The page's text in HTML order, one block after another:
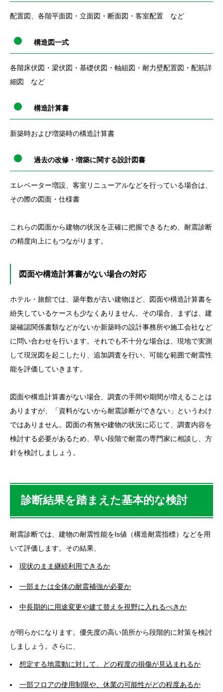
配置図、各階平面図・立面図・断面図・客室配置 など
構造図一式
各階床伏図・梁伏図・基礎伏図・軸組図・耐力壁配置図・配筋詳
細図 など
構造計算書
新築時および増築時の構造計算書
過去の改修・増築に関する設計図書
エレベーター増設、客室リニューアルなどを行っている場合は、
その際の図面・仕様書
これらの図面から建物の状況を正確に把握できるため、耐震診断
の精度向上にもつながります。
図面や構造計算書がない場合の対応
ホテル・旅館では、築年数が古い建物ほど、図面や構造計算書を
紛失しているケースも少なくありません。その場合、まずは、建
築確認関係書類などがないか新築時の設計事務所や施工会社など
に問い合わせを行います。それでも不十分な場合は、現地で実測
して現況図を起こしたり、追加調査を行い、可能な範囲で耐震性
能を評価していきます。
図面や構造計算書がない場合、調査の手間や期間が増えることは
ありますが、「資料がないから耐震診断ができない」というわけ
ではありません。図面の有無や建物の状況に応じて、調査内容を
検討する必要があるため、早い段階で耐震の専門家に相談し、方
針を検討しましょう。
診断結果を踏まえた基本的な検討
耐震診断では、建物の耐震性能をIs値（構造耐震指標）などを用
いて評価します。その結果、
現状のまま継続利用できるか
一部または全体の耐震補強が必要か
中長期的に用途変更や建て替えを視野に入れるべきか
が明らかになります。優先度の高い箇所から段階的に対策を検討
しましょう。さらに、
想定する地震動に対して、どの程度の損傷が見込まれるか
一部フロアの使用制限や、休業の可能性がどの程度あるか